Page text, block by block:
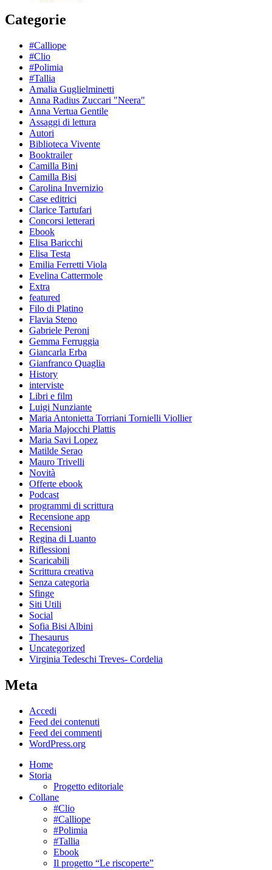
Categorie
#Calliope
#Clio
#Polimia
#Tallia
Amalia Guglielminetti
Anna Radius Zuccari "Neera"
Anna Vertua Gentile
Assaggi di lettura
Autori
Biblioteca Vivente
Booktrailer
Camilla Bini
Camilla Bisi
Carolina Invernizio
Case editrici
Clarice Tartufari
Concorsi letterari
Ebook
Elisa Baricchi
Elisa Testa
Emilia Ferretti Viola
Evelina Cattermole
Extra
featured
Filo di Platino
Flavia Steno
Gabriele Peroni
Gemma Ferruggia
Giancarla Erba
Gianfranco Quaglia
History
interviste
Libri e film
Luigi Nunziante
Maria Antonietta Torriani Tornielli Viollier
Maria Majocchi Plattis
Maria Savi Lopez
Matilde Serao
Mauro Trivelli
Novità
Offerte ebook
Podcast
programmi di scrittura
Recensione app
Recensioni
Regina di Luanto
Riflessioni
Scaricabili
Scrittura creativa
Senza categoria
Sfinge
Siti Utili
Social
Sofia Bisi Albini
Thesaurus
Uncategorized
Virginia Tedeschi Treves- Cordelia
Meta
Accedi
Feed dei contenuti
Feed dei commenti
WordPress.org
Home
Storia
Progetto editoriale
Collane
#Clio
#Calliope
#Polimia
#Tallia
Ebook
Il progetto “Le riscoperte”